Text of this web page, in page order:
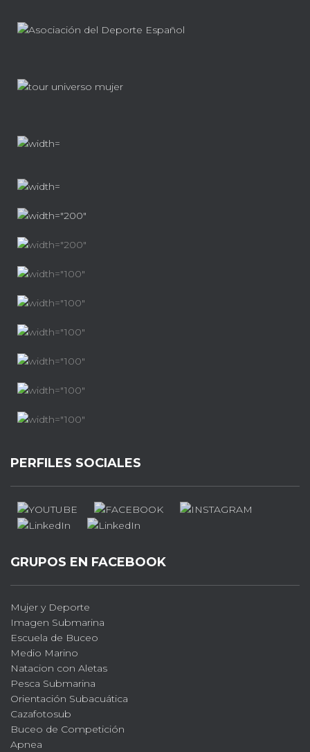
PERFILES SOCIALES
GRUPOS EN FACEBOOK
Mujer y Deporte
Imagen Submarina
Escuela de Buceo
Medio Marino
Natacion con Aletas
Pesca Submarina
Orientación Subacuática
Cazafotosub
Buceo de Competición
Apnea